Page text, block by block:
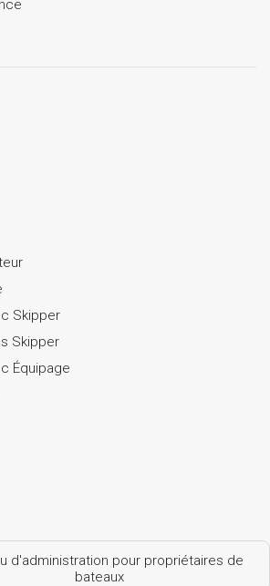
Skipper
Skipper
Équipage
d'administration pour propriétaires de
bateaux